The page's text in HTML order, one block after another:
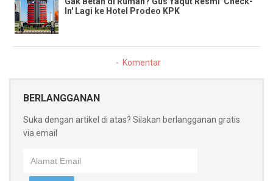
In' Lagi ke Hotel Prodeo KPK
Komentar
BERLANGGANAN
Suka dengan artikel di atas? Silakan berlangganan gratis
via email